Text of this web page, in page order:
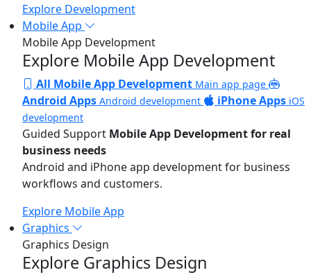
Explore Development
Mobile App
Mobile App Development
Explore Mobile App Development
All Mobile App Development Main app page
Android Apps Android development iPhone Apps iOS
development
Guided Support Mobile App Development for real
business needs
Android and iPhone app development for business
workflows and customers.
Explore Mobile App
Graphics
Graphics Design
Explore Graphics Design